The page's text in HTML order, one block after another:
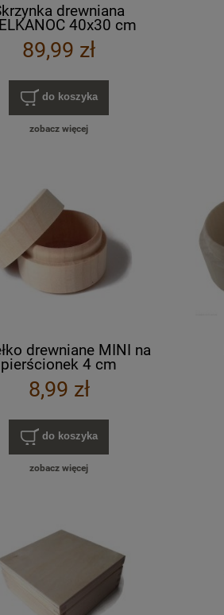
drewniana
40x30 cm
nadruk UV kolorowy
RÓŻNE WZORY
89,99 zł
do koszyka
zobacz więcej
drewniane MINI na
pierścionek 4 cm
8,99 zł
do koszyka
zobacz więcej